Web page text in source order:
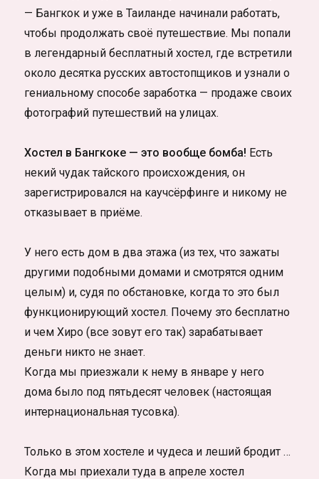
— Бангкок и уже в Таиланде начинали работать,
чтобы продолжать своё путешествие. Мы попали
в легендарный бесплатный хостел, где встретили
около десятка русских автостопщиков и узнали о
гениальному способе заработка — продаже своих
фотографий путешествий на улицах.
Хостел в Бангкоке — это вообще бомба! Есть
некий чудак тайского происхождения, он
зарегистрировался на каучсёрфинге и никому не
отказывает в приёме.
У него есть дом в два этажа (из тех, что зажаты
другими подобными домами и смотрятся одним
целым) и, судя по обстановке, когда то это был
функционирующий хостел. Почему это бесплатно
и чем Хиро (все зовут его так) зарабатывает
деньги никто не знает.
Когда мы приезжали к нему в январе у него
дома было под пятьдесят человек (настоящая
интернациональная тусовка).
Только в этом хостеле и чудеса и леший бродит …
Когда мы приехали туда в апреле хостел